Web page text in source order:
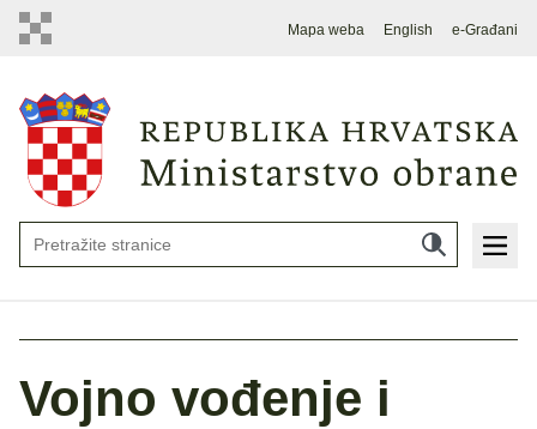
Mapa weba English e-Građani
Vojno vođenje i